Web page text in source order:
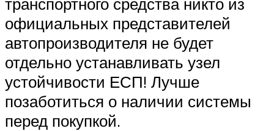
официальных представителей
автопроизводителя не будет
отдельно устанавливать узел
устойчивости ЕСП! Лучше
позаботиться о наличии системы
перед покупкой.